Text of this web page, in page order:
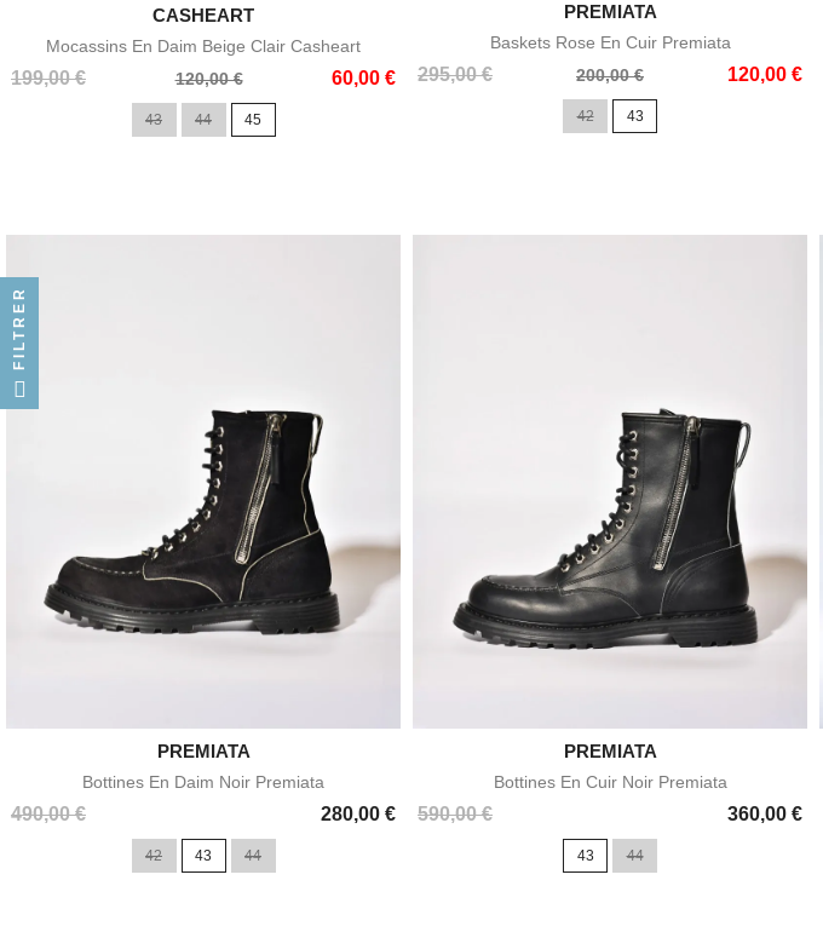
Aperçu rapide
CASHEART
Mocassins En Daim Beige Clair Casheart
199,00 €
Prix
120,00 € 60,00 €
Prix
43 44 45
Aperçu rapide
PREMIATA
Baskets Rose En Cuir Premiata
295,00 €
Prix
200,00 € 120,00 €
Prix
42 43
Aperçu rapide
PREMIATA
Bottines En Daim Noir Premiata
490,00 € 280,00 €
Prix
42 43 44
Aperçu rapide
PREMIATA
Bottines En Cuir Noir Premiata
590,00 € 360,00 €
Prix
43 44
FILTRER